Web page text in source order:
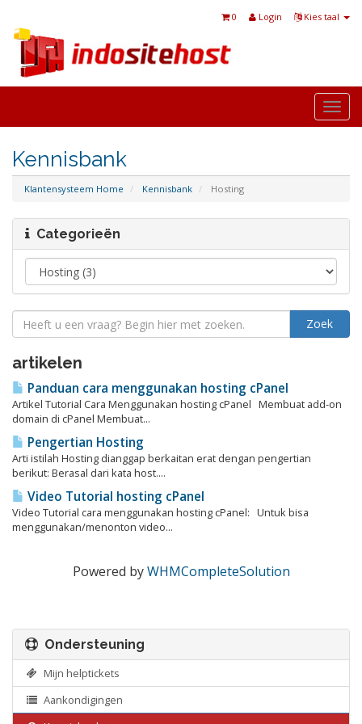
Kies taal
Login
0
Kennisbank
Klantensysteem Home Kennisbank Hosting
Categorieën
artikelen
Panduan cara menggunakan hosting cPanel
Artikel Tutorial Cara Menggunakan hosting cPanel Membuat add-on
domain di cPanel Membuat...
Pengertian Hosting
Arti istilah Hosting dianggap berkaitan erat dengan pengertian
berikut: Berasal dari kata host....
Video Tutorial hosting cPanel
Video Tutorial cara menggunakan hosting cPanel: Untuk bisa
menggunakan/menonton video...
Powered byWHMCompleteSolution
Ondersteuning
Mijn helptickets
Aankondigingen